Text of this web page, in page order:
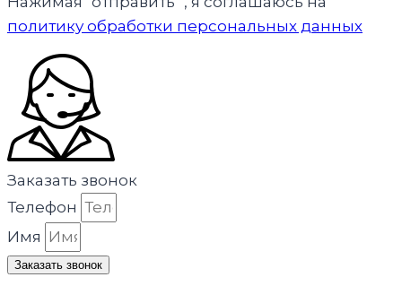
политику обработки персональных данных
Заказать звонок
Телефон
Имя
Заказать звонок